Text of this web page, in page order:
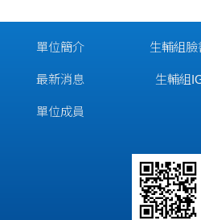
單位簡介
最新消息
單位成員
生輔組臉
生輔組